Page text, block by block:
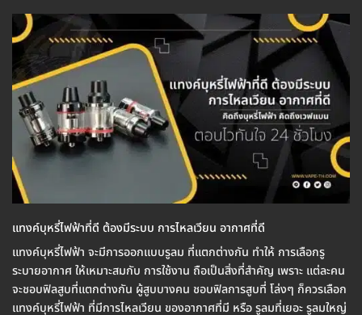
แทงค์บุหรี่ไฟฟ้าที่ดี ต้องมีระบบ การไหลเวียน อากาศที่ดี
แทงค์บุหรี่ไฟฟ้า จะมีการออกแบบรูลม ที่แตกต่างกัน ทำให้ การเลือกรู
ระบายอากาศ ให้เหมาะสมกับ การใช้งาน ถือเป็นสิ่งที่สำคัญ เพราะ แต่ละคน
จะชอบฟิลสูบที่แตกต่างกัน ผู้สูบบางคน ชอบฟิลการสูบที่ โล่งๆ ก็ควรเลือก
แทงค์บุหรี่ไฟฟ้า ที่มีการไหลเวียน ของอากาศที่มี หรือ รูลมที่เยอะ รูลมใหญ่